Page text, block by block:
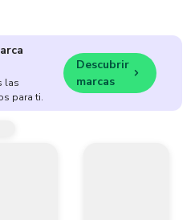
las
para ti.
Descubrir
marcas